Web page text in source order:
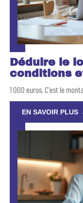
Déduire le
conditions
1 000 euros. C'est le
EN SAVOIR PLUS